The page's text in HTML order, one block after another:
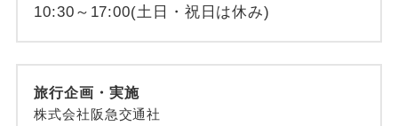
10:30～17:00(土日・祝日は休み)
旅行企画・実施
株式会社阪急交通社